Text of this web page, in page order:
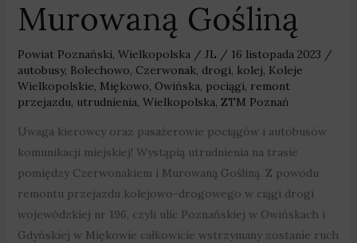
Murowaną Gośliną
Powiat Poznański, Wielkopolska/ JL / 16 listopada 2023 /
autobusy, Bolechowo, Czerwonak, drogi, kolej, Koleje
Wielkopolskie, Miękowo, Owińska, pociągi, remont
przejazdu, utrudnienia, Wielkopolska, ZTM Poznań
Uwaga kierowcy oraz pasażerowie pociągów i autobusów
komunikacji miejskiej! Wystąpią utrudnienia na trasie
pomiędzy Czerwonakiem i Murowaną Gośliną. Z powodu
remontu przejazdu kolejowo-drogowego w ciągi drogi
wojewódzkiej nr 196, czyli ulic Poznańskiej w Owińskach i
Gdyńskiej w Miękowie całkowicie wstrzymany zostanie ruch